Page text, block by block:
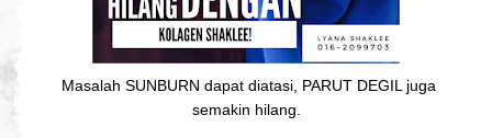
Masalah SUNBURN dapat diatasi, PARUT DEGIL juga
semakin hilang.